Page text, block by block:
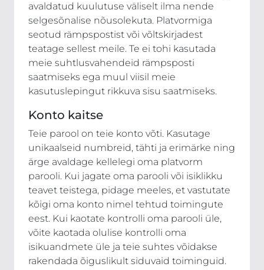
avaldatud kuulutuse väliselt ilma nende
selgesõnalise nõusolekuta. Platvormiga
seotud rämpspostist või võltskirjadest
teatage sellest meile. Te ei tohi kasutada
meie suhtlusvahendeid rämpsposti
saatmiseks ega muul viisil meie
kasutuslepingut rikkuva sisu saatmiseks.
Konto kaitse
Teie parool on teie konto võti. Kasutage
unikaalseid numbreid, tähti ja erimärke ning
ärge avaldage kellelegi oma platvorm
parooli. Kui jagate oma parooli või isiklikku
teavet teistega, pidage meeles, et vastutate
kõigi oma konto nimel tehtud toimingute
eest. Kui kaotate kontrolli oma parooli üle,
võite kaotada olulise kontrolli oma
isikuandmete üle ja teie suhtes võidakse
rakendada õiguslikult siduvaid toiminguid.